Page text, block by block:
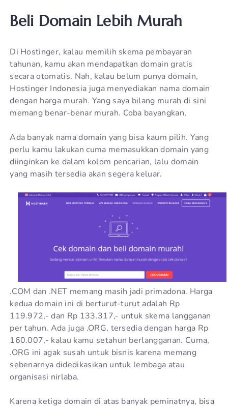
Beli Domain Lebih Murah
Di Hostinger, kalau memilih skema pembayaran
tahunan, kamu akan mendapatkan domain gratis
secara otomatis. Nah, kalau belum punya domain,
Hostinger Indonesia juga menyediakan nama domain
dengan harga murah. Yang saya bilang murah di sini
memang benar-benar murah. Coba bayangkan,
Ada banyak nama domain yang bisa kaum pilih. Yang
perlu kamu lakukan cuma memasukkan domain yang
diinginkan ke dalam kolom pencarian, lalu domain
yang masih tersedia akan segera keluar.
.COM dan .NET memang masih jadi primadona. Harga
kedua domain ini di berturut-turut adalah Rp
119.972,- dan Rp 133.317,- untuk skema langganan
per tahun. Ada juga .ORG, tersedia dengan harga Rp
160.007,- kalau kamu setahun berlangganan. Cuma,
.ORG ini agak susah untuk bisnis karena memang
sebenarnya didedikasikan untuk lembaga atau
organisasi nirlaba.
Karena ketiga domain di atas banyak peminatnya, bisa